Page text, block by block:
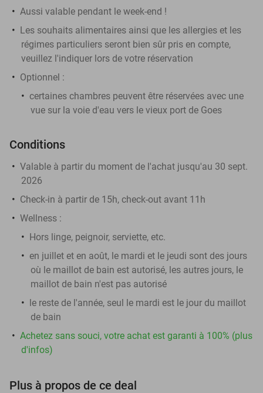
Aussi valable pendant le week-end !
Les souhaits alimentaires ainsi que les allergies et les
régimes particuliers seront bien sûr pris en compte,
veuillez l'indiquer lors de votre réservation
Optionnel :
certaines chambres peuvent être réservées avec une
vue sur la voie d'eau vers le vieux port de Goes
Conditions
Valable à partir du moment de l'achat jusqu'au 30 sept.
2026
Check-in à partir de 15h, check-out avant 11h
Wellness :
Hors linge, peignoir, serviette, etc.
en juillet et en août, le mardi et le jeudi sont des jours
où le maillot de bain est autorisé, les autres jours, le
maillot de bain n'est pas autorisé
le reste de l'année, seul le mardi est le jour du maillot
de bain
Achetez sans souci, votre achat est garanti à 100% (plus
d'infos)
Plus à propos de ce deal